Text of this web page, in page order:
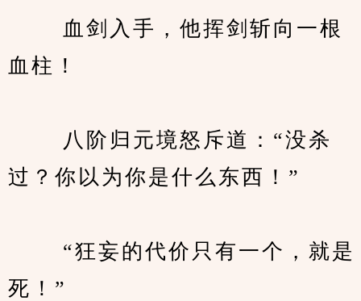
血剑入手，他挥剑斩向一根
血柱！
八阶归元境怒斥道：“没杀
过？你以为你是什么东西！”
“狂妄的代价只有一个，就是
死！”